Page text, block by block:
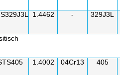
1.4462 - 329J3L
1.4002 04Cr13 405